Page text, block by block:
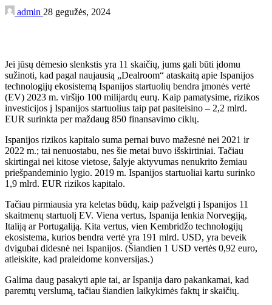
admin 28 gegužės, 2024
Jei jūsų dėmesio slenkstis yra 11 skaičių, jums gali būti įdomu
sužinoti, kad pagal naujausią „Dealroom“ ataskaitą apie Ispanijos
technologijų ekosistemą Ispanijos startuolių bendra įmonės vertė
(EV) 2023 m. viršijo 100 milijardų eurų. Kaip pamatysime, rizikos
investicijos į Ispanijos startuolius taip pat pasiteisino – 2,2 mlrd.
EUR surinkta per maždaug 850 finansavimo ciklų.
Ispanijos rizikos kapitalo suma pernai buvo mažesnė nei 2021 ir
2022 m.; tai nenuostabu, nes šie metai buvo išskirtiniai. Tačiau
skirtingai nei kitose vietose, šalyje aktyvumas nenukrito žemiau
priešpandeminio lygio. 2019 m. Ispanijos startuoliai kartu surinko
1,9 mlrd. EUR rizikos kapitalo.
Tačiau pirmiausia yra keletas būdų, kaip pažvelgti į Ispanijos 11
skaitmenų startuolį EV. Viena vertus, Ispanija lenkia Norvegiją,
Italiją ar Portugaliją. Kita vertus, vien Kembridžo technologijų
ekosistema, kurios bendra vertė yra 191 mlrd. USD, yra beveik
dvigubai didesnė nei Ispanijos. (Šiandien 1 USD vertės 0,92 euro,
atleiskite, kad praleidome konversijas.)
Galima daug pasakyti apie tai, ar Ispanija daro pakankamai, kad
paremtų verslumą, tačiau šiandien laikykimės faktų ir skaičių.